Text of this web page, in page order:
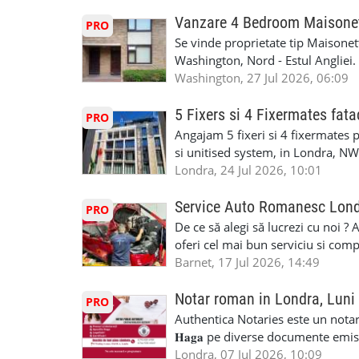
welcoming the right candidate to
contactați doar dacă sunteți o
responsabilitate. Disponibilitate
Card CSCS constituie un avantaj
să sunați la numărul de telefon
PRO Vanzare 4 Bedroom
Se vinde proprietate tip
Washington, Nord - Estul
doua dormitoare duble, doua
imediat pentru mutare. Pretul de
poate fi achizitionata atat cu
mortgage cumparatorul trebuie
vedea in anuntul listat pe site-ul
la 07478002030 (Cand sunati
domeniul vanzarilor imobiliare si
cumparare) ℹ Acest anunt a fost
Washington, 27 Jul 2026, 06:09
PRO 5 Fixers si 4 Fixermates
Angajam 5 fixeri si 4 fixermates
si unitised system, in Londra,
atasat anuntului daca nu ai timp
Disponibilitate pentru lucru full-
verii - Seriozitate si
aproximativ 9 luni, cu
telefonic: +44 7467 838881
lucram impreuna si daca
dumneavoastra. Pentru aceasta
fixermates - £43,000/an pentru
productivitate si
Londra, 24 Jul 2026, 10:01
PRO Service Auto Romanesc
De ce să alegi să lucrezi cu noi
oferi cel mai bun serviciu si
alegerea ideală: Personal
Auto. Indiferent de situație,
repara in scurt timp si eficient
garaj auto care ofera orice tip de
Lucram cu Toate Garantiile si
Barnet, 17 Jul 2026, 14:49
PRO Notar roman in Londra, Luni
Authentica Notaries este un
𝐇𝐚𝐠𝐚 pe diverse documente
căsătorie) ♦ 𝐩𝐫𝐨𝐜𝐮𝐫𝐢 ♦
Londra, 07 Jul 2026, 10:09